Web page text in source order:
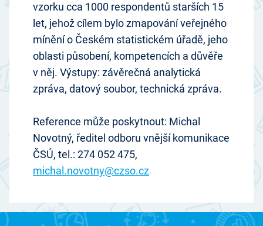
vzorku cca 1000 respondentů starších 15
let, jehož cílem bylo zmapování veřejného
mínění o Českém statistickém úřadě, jeho
oblasti působení, kompetencích a důvěře
v něj. Výstupy: závěrečná analytická
zpráva, datový soubor, technická zpráva.
­Reference může poskytnout: Michal
Novotný, ředitel odboru vnější komunikace
ČSÚ, tel.: 274 052 475,
michal.novotny@czso.cz